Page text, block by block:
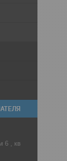
6 , кв